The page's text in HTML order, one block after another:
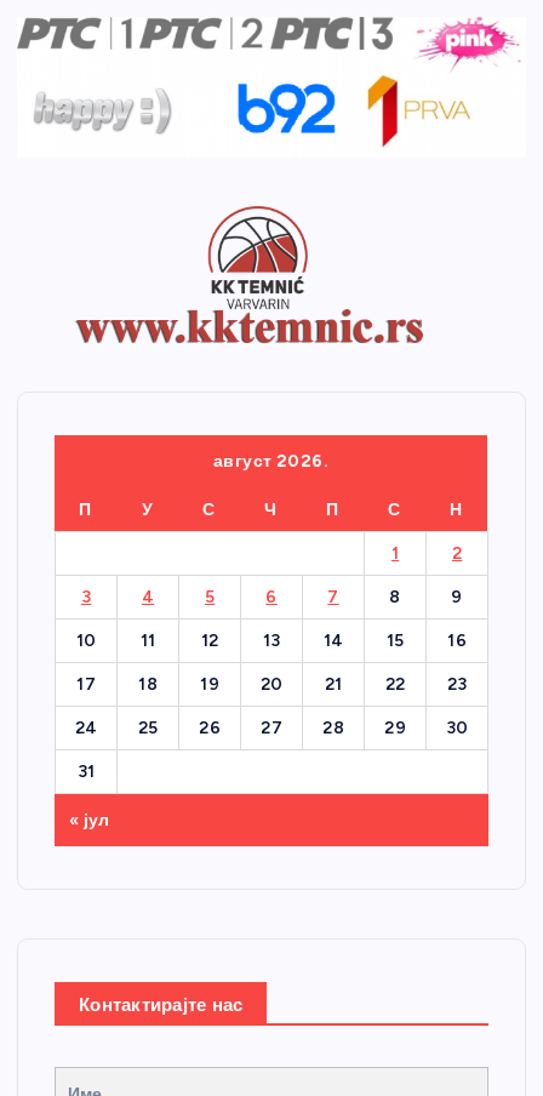
август 2026.
П У С Ч П С Н
1 2
3 4 5 6 7 8 9
10 11 12 13 14 15 16
17 18 19 20 21 22 23
24 25 26 27 28 29 30
31
« јул
Контактирајте нас